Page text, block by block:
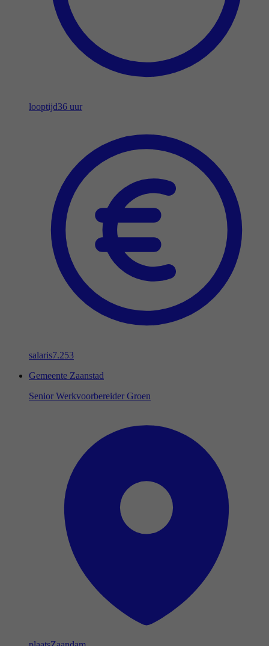
looptijd36 uur
salaris7.253
Gemeente Zaanstad
Senior Werkvoorbereider Groen